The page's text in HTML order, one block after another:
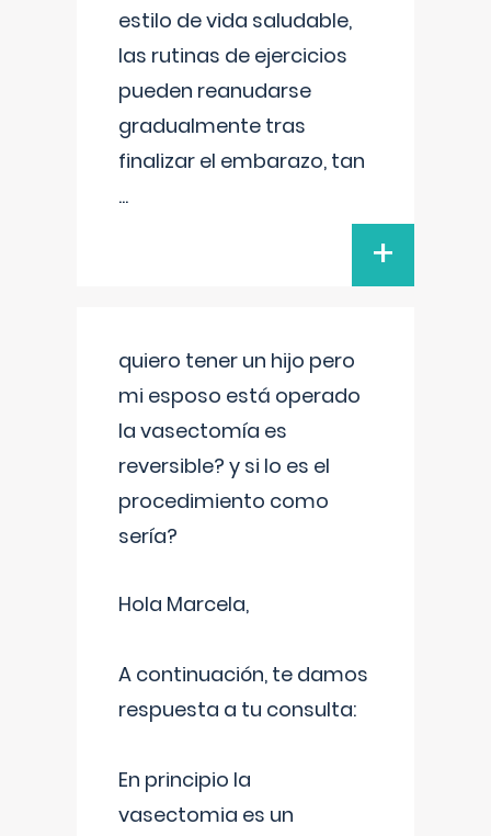
estilo de vida saludable,
las rutinas de ejercicios
pueden reanudarse
gradualmente tras
finalizar el embarazo, tan
...
+
quiero tener un hijo pero
mi esposo está operado
la vasectomía es
reversible? y si lo es el
procedimiento como
sería?
Hola Marcela,
A continuación, te damos
respuesta a tu consulta:
En principio la
vasectomia es un